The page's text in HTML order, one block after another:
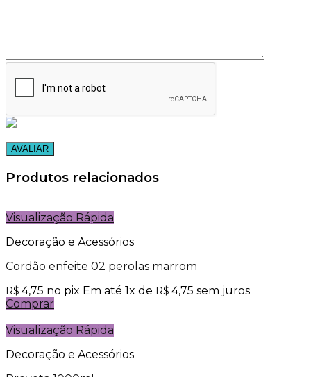
Produtos relacionados
Visualização Rápida
Decoração e Acessórios
Cordão enfeite 02 perolas marrom
R$ 4,75 no pix Em até 1x de R$ 4,75 sem juros
Comprar
Visualização Rápida
Decoração e Acessórios